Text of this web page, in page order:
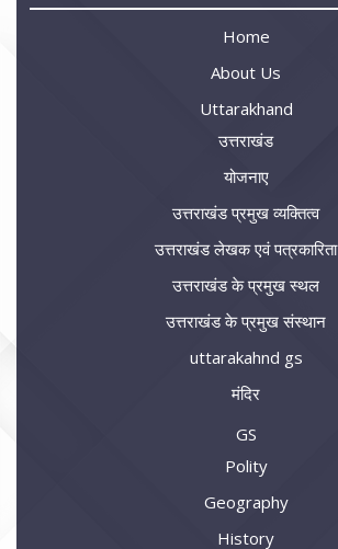
Home
About Us
Uttarakhand
उत्तराखंड
योजनाए
उत्तराखंड प्रमुख व्यक्तित्व
उत्तराखंड लेखक एवं पत्रकारिता
उत्तराखंड के प्रमुख स्थल
उत्तराखंड के प्रमुख संस्थान
uttarakahnd gs
मंदिर
GS
Polity
Geography
History